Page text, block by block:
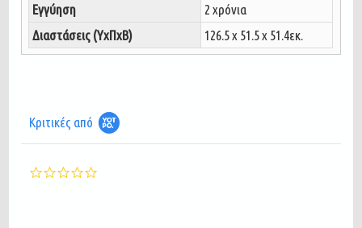
Εγγύηση
2 χρόνια
Διαστάσεις (ΥxΠxΒ)
126.5 x 51.5 x 51.4εκ.
Κριτικές από